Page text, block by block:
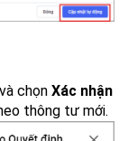
và chọn Xác nhận
thông tư mới.